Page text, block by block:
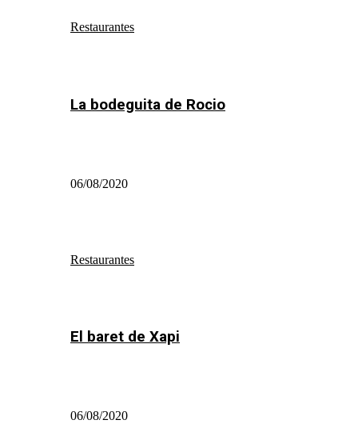
Restaurantes
La bodeguita de Rocio
06/08/2020
Restaurantes
El baret de Xapi
06/08/2020